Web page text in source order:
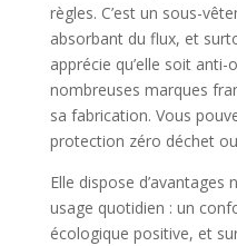
règles. C’est un sous-
absorbant du flux, et
apprécie qu’elle soit anti-
nombreuses marques
sa fabrication. Vous
protection zéro déchet ou
Elle dispose
usage quotidien : un
écologique positive, et